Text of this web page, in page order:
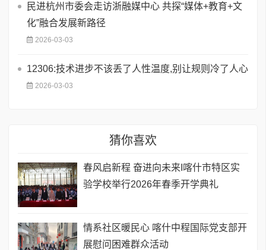
民进杭州市委会走访浙融媒中心 共探“媒体+教育+文
化”融合发展新路径
2026-03-03
12306:技术进步不该丢了人性温度,别让规则冷了人心
2026-03-03
猜你喜欢
春风启新程 奋进向未来I喀什市特区实
验学校举行2026年春季开学典礼
情系社区暖民心 喀什中程国际党支部开
展慰问困难群众活动